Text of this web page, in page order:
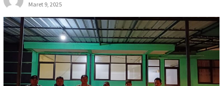
Maret 9, 2025